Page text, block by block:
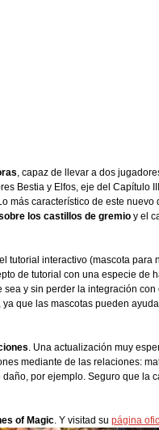
, capaz de llevar a dos
Bestia y Elfos, eje del Capítulo
más característico de este
los castillos de gremio y el
tutorial interactivo (mascota para
de tutorial con una especie de
y sin perder la integración
que las mascotas pueden
. Una actualización muy
mediante de las relaciones:
por ejemplo. Seguro que la
of Magic. Y visitad su página